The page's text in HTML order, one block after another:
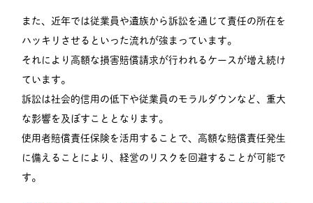
また、近年では従業員や遺族から訴訟を通じて責任の所在を
ハッキリさせるといった流れが強まっています。
それにより高額な損害賠償請求が行われるケースが増え続け
ています。
訴訟は社会的信用の低下や従業員のモラルダウンなど、重大
な影響を及ぼすこととなります。
使用者賠償責任保険を活用することで、高額な賠償責任発生
に備えることにより、経営のリスクを回避することが可能で
す。